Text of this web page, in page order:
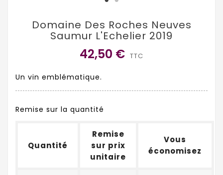
Domaine Des Roches Neuves
Saumur L'Echelier 2019
42,50 € TTC
Un vin emblématique.
Remise sur la quantité
Quantité
Remise
sur prix
unitaire
Vous
économisez